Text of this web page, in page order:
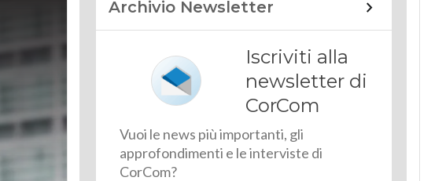
Archivio Newsletter
Iscriviti alla
newsletter di
CorCom
Vuoi le news più importanti, gli
approfondimenti e le interviste di
CorCom?